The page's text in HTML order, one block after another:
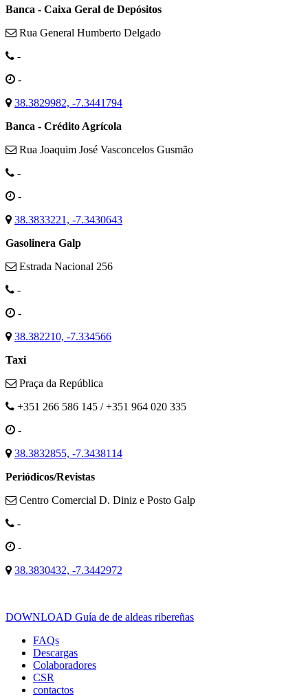
Banca - Caixa Geral de Depósitos
Rua General Humberto Delgado
-
-
38.3829982, -7.3441794
Banca - Crédito Agrícola
Rua Joaquim José Vasconcelos Gusmão
-
-
38.3833221, -7.3430643
Gasolinera Galp
Estrada Nacional 256
-
-
38.382210, -7.334566
Taxi
Praça da República
+351 266 586 145 / +351 964 020 335
-
38.3832855, -7.3438114
Periódicos/Revistas
Centro Comercial D. Diniz e Posto Galp
-
-
38.3830432, -7.3442972
DOWNLOAD Guía de de aldeas ribereñas
FAQs
Descargas
Colaboradores
CSR
contactos